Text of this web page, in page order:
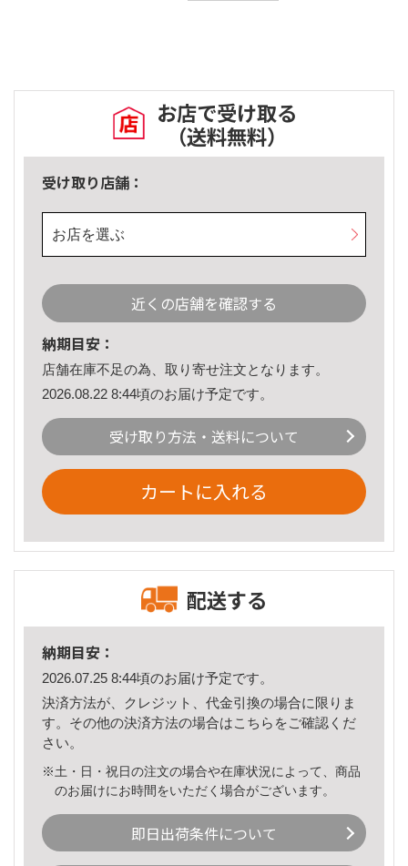
お店で受け取る
（送料無料）
受け取り店舗：
お店を選ぶ
近くの店舗を確認する
納期目安：
店舗在庫不足の為、取り寄せ注文となります。
2026.08.22 8:44頃のお届け予定です。
受け取り方法・送料について
カートに入れる
配送する
納期目安：
2026.07.25 8:44頃のお届け予定です。
決済方法が、クレジット、代金引換の場合に限りま
す。その他の決済方法の場合はこちら をご確認くだ
さい。
※土・日・祝日の注文の場合や在庫状況によって、商品
のお届けにお時間をいただく場合がございます。
即日出荷条件について